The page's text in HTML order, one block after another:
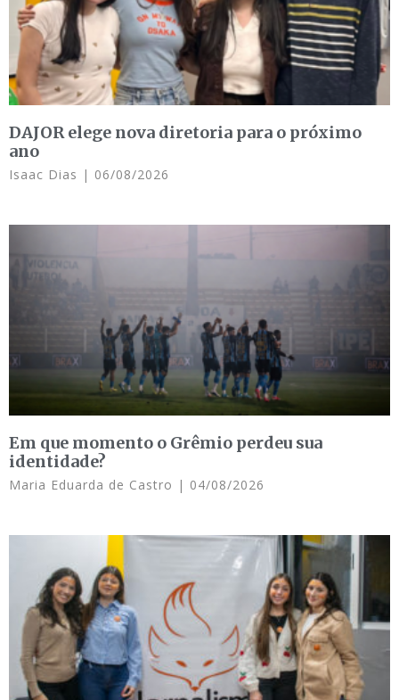
DAJOR elege nova diretoria para o próximo
ano
Isaac Dias 06/08/2026
Em que momento o Grêmio perdeu sua
identidade?
Maria Eduarda de Castro 04/08/2026